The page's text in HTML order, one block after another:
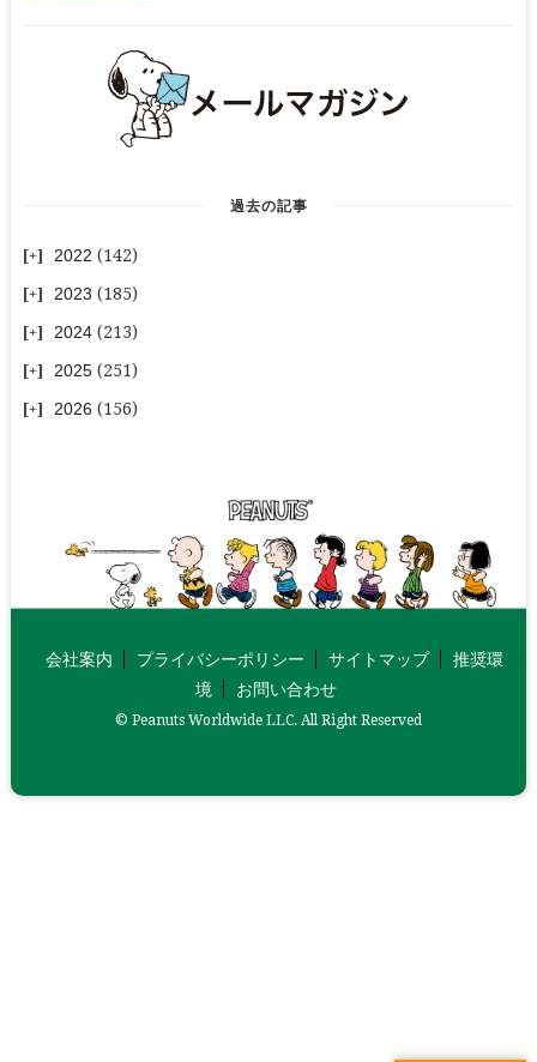
過去の記事
2022 (142)
2023 (185)
2024 (213)
2025 (251)
2026 (156)
会社案内 プライバシーポリシー サイトマップ
推奨環
境
お問い合わせ
© Peanuts Worldwide LLC. All Right Reserved